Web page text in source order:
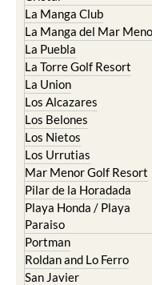
La Manga Club
La Manga del Mar
La Puebla
La Torre Golf Resort
La Union
Los Alcazares
Los Belones
Los Nietos
Los Urrutias
Mar Menor Golf Resort
Pilar de la Horadada
Playa Honda / Playa
Paraiso
Portman
Roldan and Lo Ferro
San Javier